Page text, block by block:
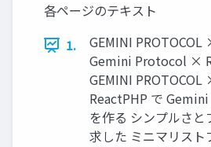
各ページのテキスト
1.
GEMINI PROTOCOL
Gemini Protocol ×
GEMINI PROTOCOL
ReactPHP で
を作る シンプルさ
求した ミニマリスト